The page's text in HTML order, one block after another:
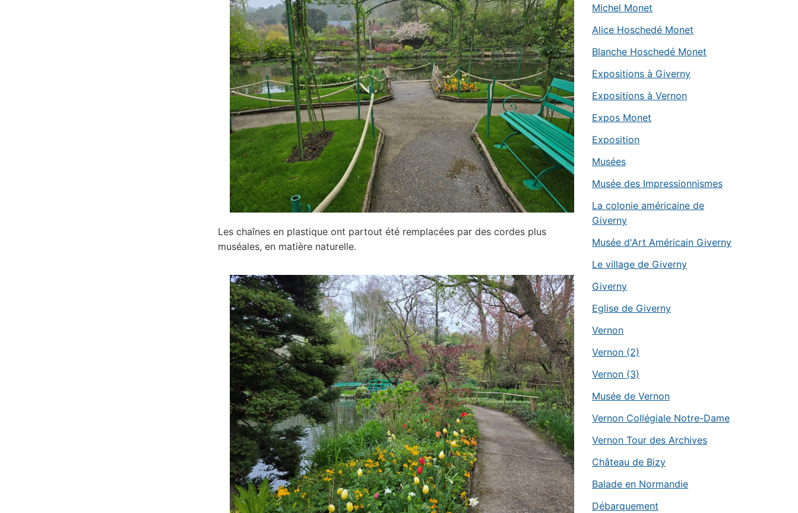
Les chaînes en plastique ont partout été remplacées par des cordes plus
muséales, en matière naturelle.
Michel Monet
Alice Hoschedé Monet
Blanche Hoschedé Monet
Expositions à Giverny
Expositions à Vernon
Expos Monet
Exposition
Musées
Musée des Impressionnismes
La colonie américaine de
Giverny
Musée d'Art Américain Giverny
Le village de Giverny
Giverny
Eglise de Giverny
Vernon
Vernon (2)
Vernon (3)
Musée de Vernon
Vernon Collégiale Notre-Dame
Vernon Tour des Archives
Château de Bizy
Balade en Normandie
Débarquement